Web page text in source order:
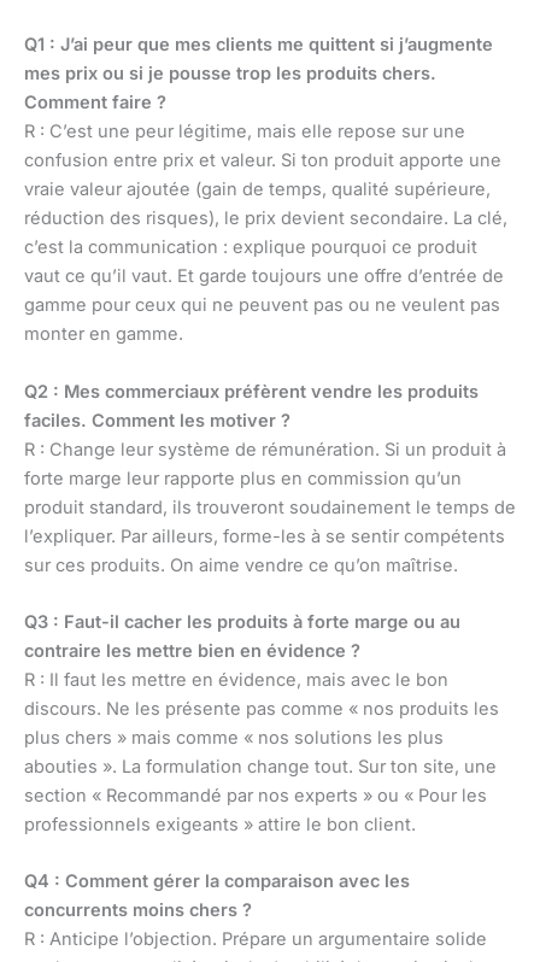
Q1 : J’ai peur que mes clients me quittent si j’augmente
mes prix ou si je pousse trop les produits chers.
Comment faire ?
R : C’est une peur légitime, mais elle repose sur une
confusion entre prix et valeur. Si ton produit apporte une
vraie valeur ajoutée (gain de temps, qualité supérieure,
réduction des risques), le prix devient secondaire. La clé,
c’est la communication : explique pourquoi ce produit
vaut ce qu’il vaut. Et garde toujours une offre d’entrée de
gamme pour ceux qui ne peuvent pas ou ne veulent pas
monter en gamme.
Q2 : Mes commerciaux préfèrent vendre les produits
faciles. Comment les motiver ?
R : Change leur système de rémunération. Si un produit à
forte marge leur rapporte plus en commission qu’un
produit standard, ils trouveront soudainement le temps de
l’expliquer. Par ailleurs, forme-les à se sentir compétents
sur ces produits. On aime vendre ce qu’on maîtrise.
Q3 : Faut-il cacher les produits à forte marge ou au
contraire les mettre bien en évidence ?
R : Il faut les mettre en évidence, mais avec le bon
discours. Ne les présente pas comme « nos produits les
plus chers » mais comme « nos solutions les plus
abouties ». La formulation change tout. Sur ton site, une
section « Recommandé par nos experts » ou « Pour les
professionnels exigeants » attire le bon client.
Q4 : Comment gérer la comparaison avec les
concurrents moins chers ?
R : Anticipe l’objection. Prépare un argumentaire solide